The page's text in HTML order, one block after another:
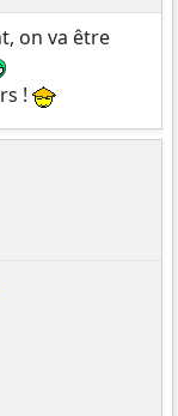
on va être
!